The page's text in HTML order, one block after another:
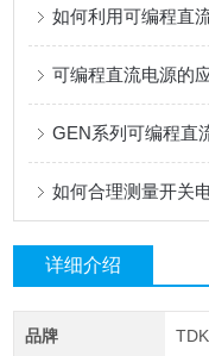
如何利用可编程直
可编程直流电源的
GEN系列可编程直
如何合理测量开关
详细介绍
品牌